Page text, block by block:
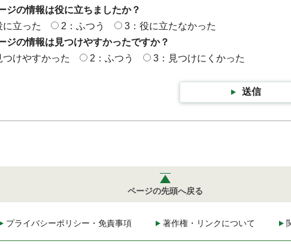
ジの情報は役に立ちましたか？
に立った
2：ふつう
3：役に立たなかった
ジの情報は見つけやすかったですか？
つけやすかった
2：ふつう 3：見つけにくかった
送信
ページの先頭へ戻る
プライバシーポリシー・免責事項 著作権・リンクについて